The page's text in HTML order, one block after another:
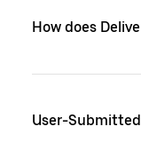
How does
User-